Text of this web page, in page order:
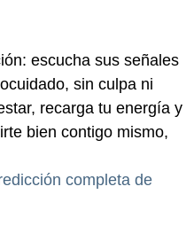
escucha sus señales
sin culpa ni
recarga tu energía y
bien contigo mismo,
completa de